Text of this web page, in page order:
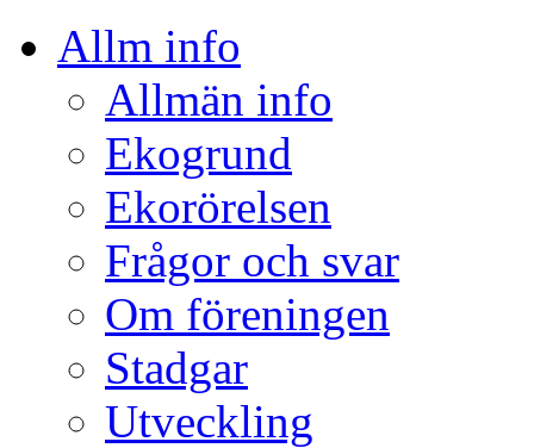
Allm info
Allmän info
Ekogrund
Ekorörelsen
Frågor och svar
Om föreningen
Stadgar
Utveckling